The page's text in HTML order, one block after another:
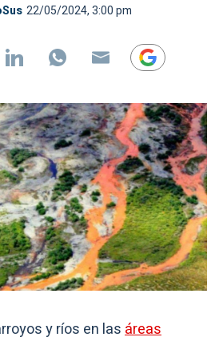
22/05/2024, 3:00 pm
y ríos en lasáreas